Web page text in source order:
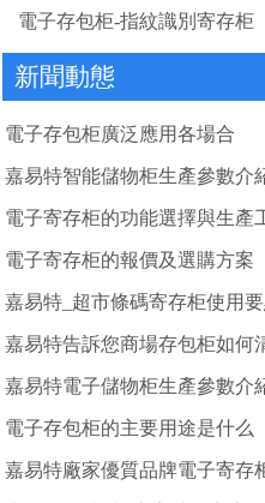
電子存包柜-指紋識別寄存柜
廠家
新聞動態
電子存包柜廣泛應用各場合
嘉易特智能儲物柜生產參數介
電子寄存柜的功能選擇與生產
電子寄存柜的報價及選購方案
嘉易特_超市條碼寄存柜使用
嘉易特告訴您商場存包柜如何
嘉易特電子儲物柜生產參數介
電子存包柜的主要用途是什么
嘉易特廠家優質品牌電子寄存